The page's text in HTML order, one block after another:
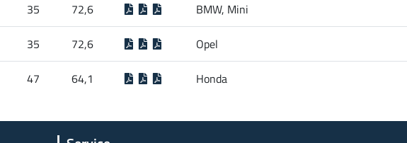
35 72,6 BMW, Mini
35 72,6 Opel
47 64,1 Honda